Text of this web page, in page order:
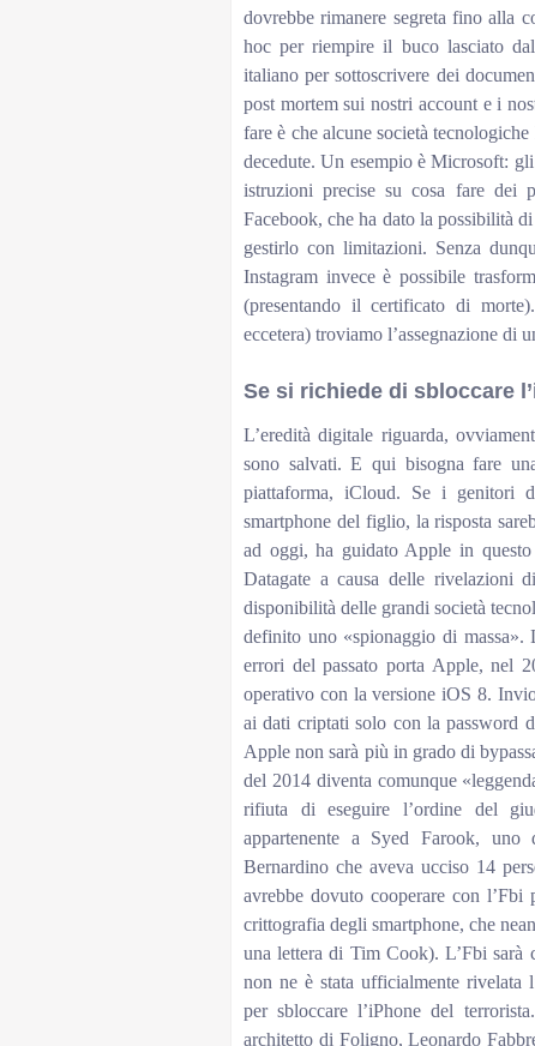
dovrebbe rimanere segreta fino alla
hoc per riempire il buco lasciato
italiano per sottoscrivere dei
post mortem sui nostri account e i
fare è che alcune società
decedute. Un esempio è Microsoft:
istruzioni precise su cosa fare dei
Facebook, che ha dato la possibilità
gestirlo con limitazioni. Senza
Instagram invece è possibile
(presentando il certificato di
eccetera) troviamo l’assegnazione di
Se si richiede di sbloccare
L’eredità digitale riguarda,
sono salvati. E qui bisogna fare
piattaforma, iCloud. Se i genitori
smartphone del figlio, la risposta
ad oggi, ha guidato Apple in
Datagate a causa delle rivelazioni
disponibilità delle grandi società
definito uno «spionaggio di
errori del passato porta Apple, nel
operativo con la versione iOS 8.
ai dati criptati solo con la password
Apple non sarà più in grado di
del 2014 diventa comunque
rifiuta di eseguire l’ordine del
appartenente a Syed Farook,
Bernardino che aveva ucciso 14
avrebbe dovuto cooperare con l’Fbi
crittografia degli smartphone, che
una lettera di Tim Cook). L’Fbi sarà
non ne è stata ufficialmente rivelata
per sbloccare l’iPhone del
architetto di Foligno, Leonardo